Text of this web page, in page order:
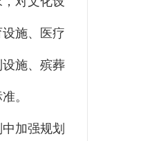
施、医疗
施、殡葬
。
加强规划